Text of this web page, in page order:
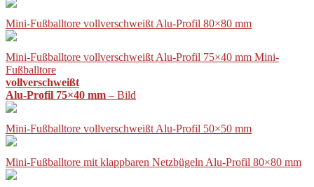
Mini-Fußballtore vollverschweißt Alu-Profil 80×80 mm
Mini-Fußballtore vollverschweißt Alu-Profil 75×40 mm Mini-
Fußballtore
vollverschweißt
Alu-Profil 75×40 mm – Bild
Mini-Fußballtore vollverschweißt Alu-Profil 50×50 mm
Mini-Fußballtore mit klappbaren Netzbügeln Alu-Profil 80×80 mm